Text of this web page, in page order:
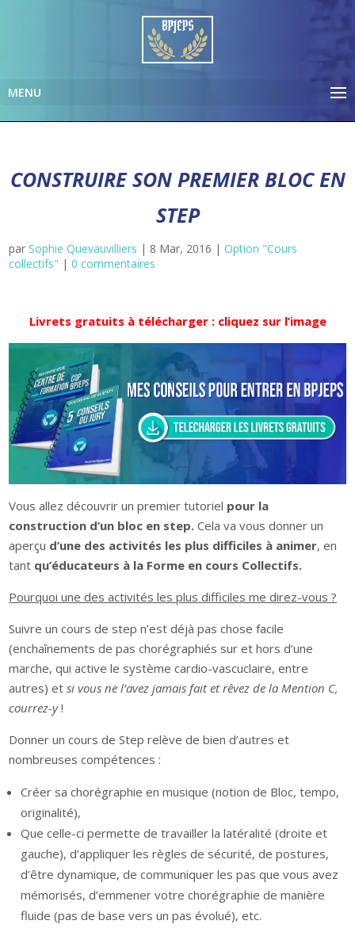
CONSTRUIRE SON PREMIER BLOC EN
STEP
parSophie Quevauvilliers | 8 Mar, 2016 |Option "Cours
collectifs" |0 commentaires
Livrets gratuits à télécharger : cliquez sur l’image
Vous allez découvrir un premier tutoriel pour la
construction d’un bloc en step.Cela va vous donner un
aperçu d’une des activités les plus difficiles à animer, en
tant qu’éducateurs à la Forme en cours Collectifs.
Pourquoi une des activités les plus difficiles me direz-vous ?
Suivre un cours de step n’est déjà pas chose facile
(enchaînements de pas chorégraphiés sur et hors d’une
marche, qui active le système cardio-vascuclaire, entre
autres) etsi vous ne l’avez jamais fait et rêvez de la Mention C,
courrez-y!
Donner un cours de Step relève de bien d’autres et
nombreuses compétences :
Créer sa chorégraphie en musique (notion de Bloc, tempo,
originalité),
Que celle-ci permette de travailler la latéralité (droite et
gauche), d’appliquer les règles de sécurité, de postures,
d’être dynamique, de communiquer les pas que vous avez
mémorisés, d’emmener votre chorégraphie de manière
fluide (pas de base vers un pas évolué), etc.